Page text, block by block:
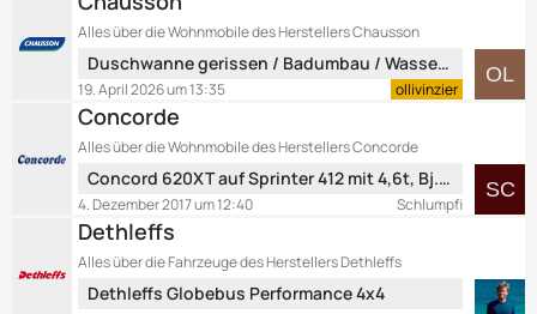
e
ä
g
e
z
t
B
e
ä
g
e
Alles über die Wohnmobile des Herstellers Chausson
e
t
z
t
B
e
Duschwanne gerissen / Badumbau / Wasseraustritt unterhalb der Türe
ollivinzier
19. April 2026 um 13:35
Concorde
Alles über die Wohnmobile des Herstellers Concorde
e
t
z
t
Concord 620XT auf Sprinter 412 mit 4,6t, Bj. 1998, Automatik
Schlumpfi
4. Dezember 2017 um 12:40
Dethleffs
Alles über die Fahrzeuge des Herstellers Dethleffs
Dethleffs Globebus Performance 4x4